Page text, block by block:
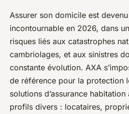
Assurer son domicile est
incontournable en 2026, dans
risques liés aux catastrophes
cambriolages, et aux sinistres
constante évolution. AXA
de référence pour la protection
solutions d’assurance
profils divers : locataires,